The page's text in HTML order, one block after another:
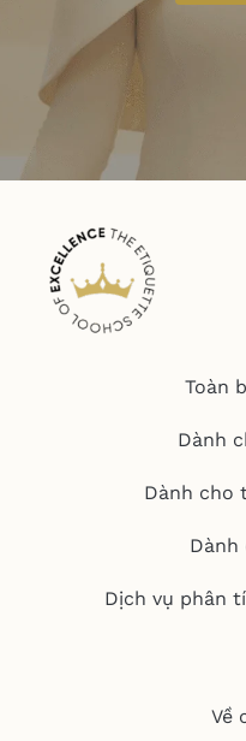
Toàn
Dành
Dành cho
Dành
Dịch vụ phân
Về